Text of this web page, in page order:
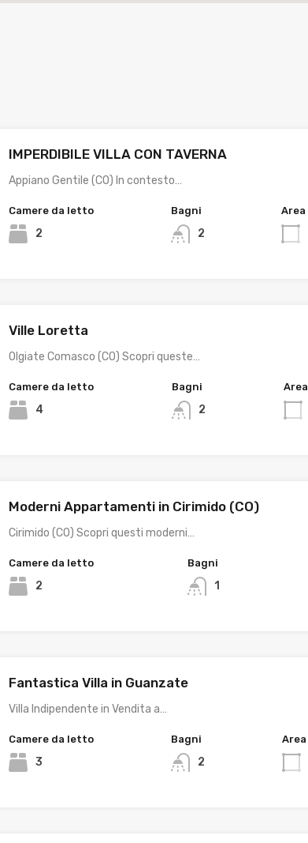
IMPERDIBILE VILLA CON TAVERNA
Appiano Gentile (CO) In contesto…
Camere da letto
2
Bagni
2
Area
Ville Loretta
Olgiate Comasco (CO) Scopri queste…
Camere da letto
4
Bagni
2
Area
Moderni Appartamenti in Cirimido (CO)
Cirimido (CO) Scopri questi moderni…
Camere da letto
2
Bagni
1
Fantastica Villa in Guanzate
Villa Indipendente in Vendita a…
Camere da letto
3
Bagni
2
Area